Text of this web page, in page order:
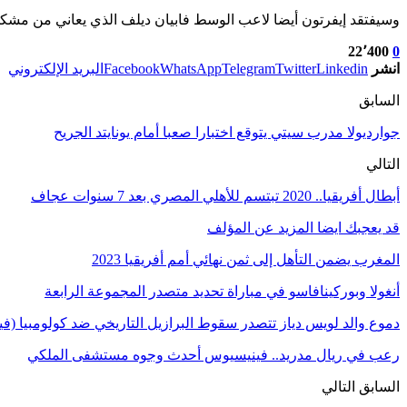
وسيفتقد إيفرتون أيضا لاعب الوسط فابيان ديلف الذي يعاني من
0 22٬400
انشر
FacebookWhatsAppTelegramTwitterLinkedin البريد الإلكتروني
السابق
جوارديولا مدرب سيتي يتوقع اختبارا صعبا أمام يونايتد الجريح
التالي
أبطال أفريقيا.. 2020 تبتسم للأهلي المصري بعد 7 سنوات عجاف
قد يعجبك ايضا المزيد عن المؤلف
المغرب يضمن التأهل إلى ثمن نهائي أمم أفريقيا 2023
أنغولا وبوركينافاسو في مباراة تحديد متصدر المجموعة الرابعة
دموع والد لويس دياز تتصدر سقوط البرازيل التاريخي ضد كولومبيا
رعب في ريال مدريد.. فينيسيوس أحدث وجوه مستشفى الملكي
السابق التالي